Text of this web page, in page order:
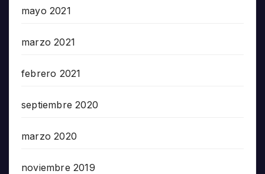
mayo 2021
marzo 2021
febrero 2021
septiembre 2020
marzo 2020
noviembre 2019